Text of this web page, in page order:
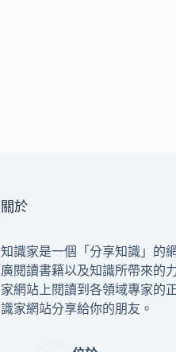
關於
知識家是一個「分享知識」的
廣閱讀書籍以及知識所帶來的
家網站上閱讀到各領域專家的
識家網站分享給你的朋友。